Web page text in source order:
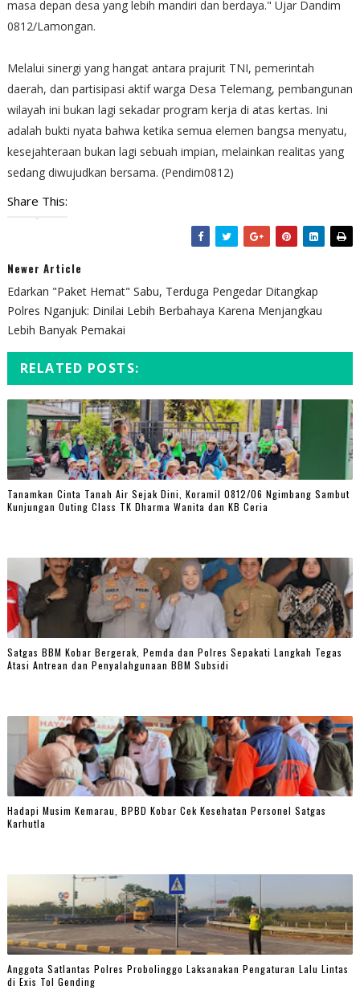
masa depan desa yang lebih mandiri dan berdaya." Ujar Dandim
0812/Lamongan.
​Melalui sinergi yang hangat antara prajurit TNI, pemerintah
daerah, dan partisipasi aktif warga Desa Telemang, pembangunan
wilayah ini bukan lagi sekadar program kerja di atas kertas. Ini
adalah bukti nyata bahwa ketika semua elemen bangsa menyatu,
kesejahteraan bukan lagi sebuah impian, melainkan realitas yang
sedang diwujudkan bersama. (Pendim0812)
Share This:
Newer Article
Edarkan "Paket Hemat" Sabu, Terduga Pengedar Ditangkap
Polres Nganjuk: Dinilai Lebih Berbahaya Karena Menjangkau
Lebih Banyak Pemakai
RELATED POSTS:
Tanamkan Cinta Tanah Air Sejak Dini, Koramil 0812/06 Ngimbang Sambut
Kunjungan Outing Class TK Dharma Wanita dan KB Ceria
Satgas BBM Kobar Bergerak, Pemda dan Polres Sepakati Langkah Tegas
Atasi Antrean dan Penyalahgunaan BBM Subsidi
Hadapi Musim Kemarau, BPBD Kobar Cek Kesehatan Personel Satgas
Karhutla
Anggota Satlantas Polres Probolinggo Laksanakan Pengaturan Lalu Lintas
di Exis Tol Gending